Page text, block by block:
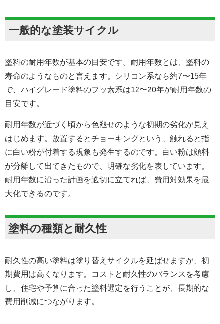
一般的な塗装サイクル
塗料の耐用年数が基本の目安です。耐用年数とは、塗料の
寿命のようなものと言えます。シリコン系なら約7〜15年
で、ハイグレード塗料のフッ素系は12〜20年が耐用年数の
目安です。
耐用年数が近づく頃から色褪せのような初期の劣化が見え
はじめます。放置するとチョーキングという、触れると指
に白い粉が付着する現象も発生するのです。白い粉は顔料
が分離して出てきたもので、明確な劣化を表しています。
耐用年数に沿った計画を適切に立てれば、費用対効果を最
大化できるのです。
塗料の種類と耐久性
耐久性の高い塗料は塗り替えサイクルを延ばせますが、初
期費用は高くなります。コストと耐久性のバランスを考慮
し、住宅や予算に合った塗料選定を行うことが、長期的な
費用削減につながります。